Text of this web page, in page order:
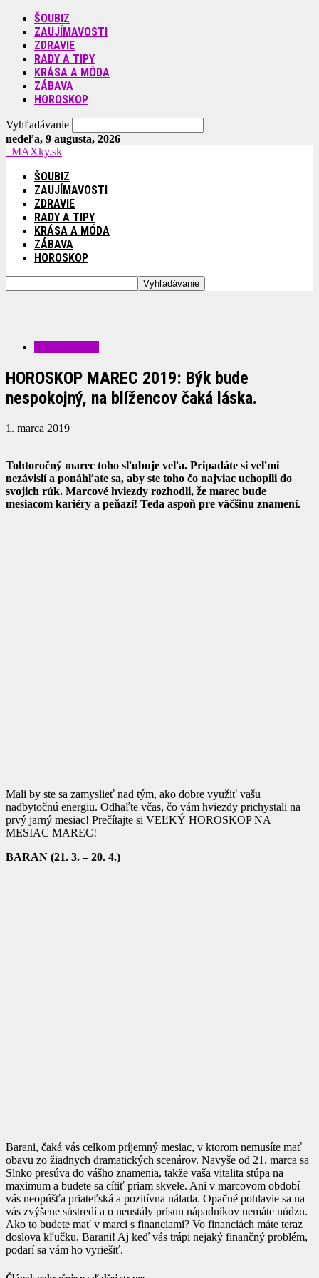
ŠOUBIZ
ZAUJÍMAVOSTI
ZDRAVIE
RADY A TIPY
KRÁSA A MÓDA
ZÁBAVA
HOROSKOP
Vyhľadávanie
nedeľa, 9 augusta, 2026
MAXky.sk
ŠOUBIZ
ZAUJÍMAVOSTI
ZDRAVIE
RADY A TIPY
KRÁSA A MÓDA
ZÁBAVA
HOROSKOP
HOROSKOP MAREC 2019: Býk bude
nespokojný, na blížencov čaká láska.
1. marca 2019
Tohtoročný marec toho sľubuje veľa. Pripadáte si veľmi
nezávislí a ponáhľate sa, aby ste toho čo najviac uchopili do
svojich rúk. Marcové hviezdy rozhodli, že marec bude
mesiacom kariéry a peňazí! Teda aspoň pre väčšinu znamení.
Mali by ste sa zamyslieť nad tým, ako dobre využiť vašu
nadbytočnú energiu. Odhaľte včas, čo vám hviezdy prichystali na
prvý jarný mesiac! Prečítajte si VEĽKÝ HOROSKOP NA
MESIAC MAREC!
BARAN (21. 3. – 20. 4.)
Barani, čaká vás celkom príjemný mesiac, v ktorom nemusíte mať
obavu zo žiadnych dramatických scenárov. Navyše od 21. marca sa
Slnko presúva do vášho znamenia, takže vaša vitalita stúpa na
maximum a budete sa cítiť priam skvele. Ani v marcovom období
vás neopúšťa priateľská a pozitívna nálada. Opačné pohlavie sa na
vás zvýšene sústredí a o neustály prísun nápadníkov nemáte núdzu.
Ako to budete mať v marci s financiami? Vo financiách máte teraz
doslova kľučku, Barani! Aj keď vás trápi nejaký finančný problém,
podarí sa vám ho vyriešiť.